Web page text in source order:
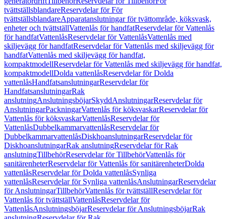
tvättställsblandareReservdelar för För
tvättställsblandareApparatanslutningar för tvättområde, köksvask,
enheter och tvättställVattenlås för handfatReservdelar för Vattenlås
för handfatVattenlåsReservdelar för VattenlåsVattenlås med
skiljevägg för handfatReservdelar för Vattenlås med skiljevägg för
handfatVattenlås med skiljevägg för handfat,
kompaktmodellReservdelar för Vattenlås med skiljevägg för handfat,
kompaktmodellDolda vattenlåsReservdelar för Dolda
vattenlåsHandfatsanslutningarReservdelar för
HandfatsanslutningarRak
anslutningAnslutningsböjarSkyddAnslutningarReservdelar för
AnslutningarPackningarVattenlås för köksvaskarReservdelar för
Vattenlås för köksvaskarVattenlåsReservdelar för
VattenlåsDubbelkammarvattenlåsReservdelar för
DubbelkammarvattenlåsDiskhoanslutningarReservdelar för
DiskhoanslutningarRak anslutningReservdelar för Rak
anslutningTillbehörReservdelar för TillbehörVattenlås för
sanitärenheterReservdelar för Vattenlås för sanitärenheterDolda
vattenlåsReservdelar för Dolda vattenlåsSynliga
vattenlåsReservdelar för Synliga vattenlåsAnslutningarReservdelar
för AnslutningarTillbehörVattenlås för tvättställReservdelar för
Vattenlås för tvättställVattenlåsReservdelar för
VattenlåsAnslutningsböjarReservdelar för AnslutningsböjarRak